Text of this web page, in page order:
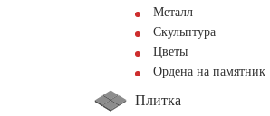
Металл
Скульптура
Цветы
Ордена на памятник
Плитка